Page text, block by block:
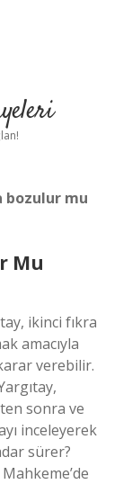
bozulur mu
Mu
ikinci fıkra
amacıyla
verebilir.
sonra ve
inceleyerek
sürer?